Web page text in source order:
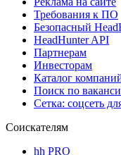
Требования к ПО
Безопасный
HeadHunter API
Партнерам
Инвесторам
Каталог
Поиск по
Сетка: соцсеть
Соискателям
hh PRO